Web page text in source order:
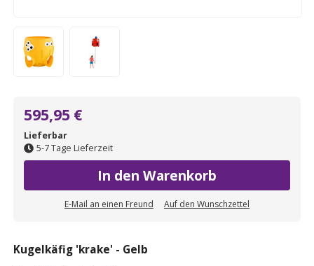
595,95 €
Lieferbar
5-7 Tage Lieferzeit
In den Warenkorb
E-Mail an einen Freund Auf den Wunschzettel
Kugelkäfig 'krake' - Gelb